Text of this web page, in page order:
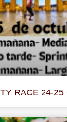
RACE 24-25